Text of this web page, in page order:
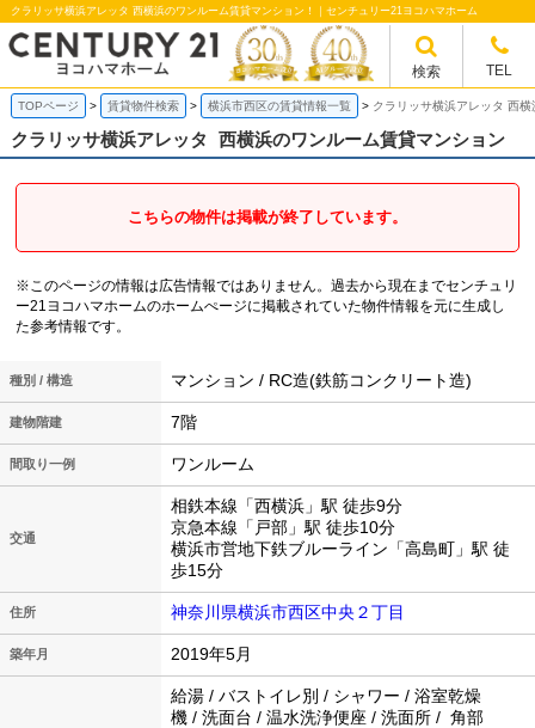
検索 TEL
クラリッサ横浜アレッタ 西横浜のワンルーム賃貸マンション！｜センチュリー21ヨコハマホーム
TOPページ 賃貸物件検索 横浜市西区の賃貸情報一覧 クラリッサ横浜アレッタ 西
クラリッサ横浜アレッタ 西横浜のワンルーム賃貸マンション
こちらの物件は掲載が終了しています。
※このページの情報は広告情報ではありません。過去から現在までセンチュリ
ー21ヨコハマホームのホームぺージに掲載されていた物件情報を元に生成し
た参考情報です。
種別 / 構造 マンション / RC造(鉄筋コンクリート造)
建物階建 7階
間取り一例 ワンルーム
交通
相鉄本線「西横浜」駅 徒歩9分
京急本線「戸部」駅 徒歩10分
横浜市営地下鉄ブルーライン「高島町」駅 徒
歩15分
住所 神奈川県横浜市西区中央２丁目
築年月 2019年5月
給湯 / バストイレ別 / シャワー / 浴室乾燥
機 / 洗面台 / 温水洗浄便座 / 洗面所 / 角部